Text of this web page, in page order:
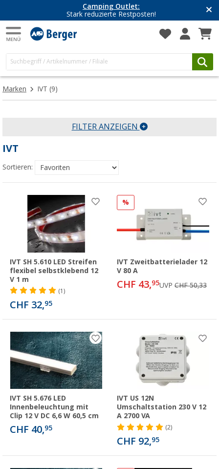
Camping Outlet:
Stark reduzierte Restposten!
Marken IVT (9)
FILTER ANZEIGEN
IVT
Sortieren:
IVT SH 5.610 LED Streifen
flexibel selbstklebend 12
V 1 m
(1)
CHF 32,95
%
IVT Zweitbatterielader 12
V 80 A
CHF 43,95UVP CHF 50,33
IVT SH 5.676 LED
Innenbeleuchtung mit
Clip 12 V DC 6,6 W 60,5 cm
CHF 40,95
IVT US 12N
Umschaltstation 230 V 12
A 2700 VA
(2)
CHF 92,95